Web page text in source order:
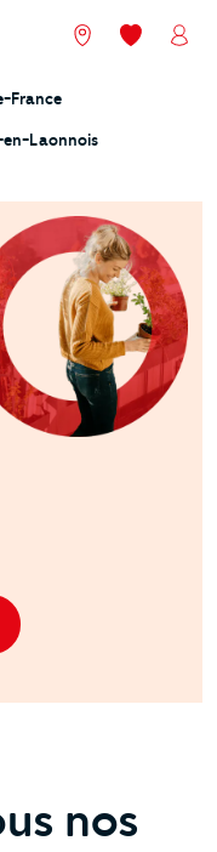
Nos agences
Mes
France
Laonnois
nos